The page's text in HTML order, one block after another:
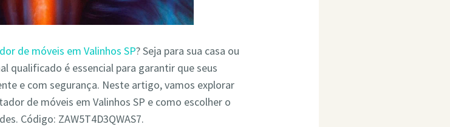
de móveis em Valinhos SP? Seja para sua casa ou
qualificado é essencial para garantir que seus
e com segurança. Neste artigo, vamos explorar
de móveis em Valinhos SP e como escolher o
Código: ZAW5T4D3QWAS7.